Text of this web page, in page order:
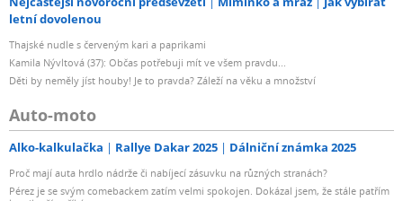
letní dovolenou
Thajské nudle s červeným kari a paprikami
Kamila Nývltová (37): Občas potřebuji mít ve všem pravdu...
Děti by neměly jíst houby! Je to pravda? Záleží na věku a množství
Auto-moto
Alko-kalkulačka Rallye Dakar 2025 Dálniční známka 2025
Proč mají auta hrdlo nádrže či nabíjecí zásuvku na různých stranách?
Pérez je se svým comebackem zatím velmi spokojen. Dokázal jsem, že stále patřím